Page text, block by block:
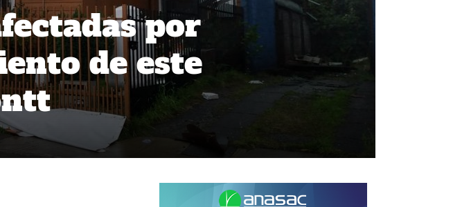
por
de este